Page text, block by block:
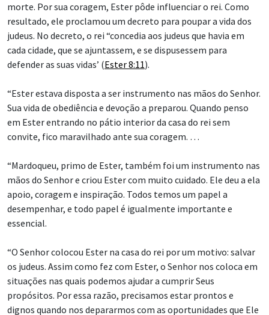
morte. Por sua coragem, Ester pôde influenciar o rei. Como
resultado, ele proclamou um decreto para poupar a vida dos
judeus. No decreto, o rei “concedia aos judeus que havia em
cada cidade, que se ajuntassem, e se dispusessem para
defender as suas vidas’ (Ester 8:11).
“Ester estava disposta a ser instrumento nas mãos do Senhor.
Sua vida de obediência e devoção a preparou. Quando penso
em Ester entrando no pátio interior da casa do rei sem
convite, fico maravilhado ante sua coragem. …
“Mardoqueu, primo de Ester, também foi um instrumento nas
mãos do Senhor e criou Ester com muito cuidado. Ele deu a ela
apoio, coragem e inspiração. Todos temos um papel a
desempenhar, e todo papel é igualmente importante e
essencial.
“O Senhor colocou Ester na casa do rei por um motivo: salvar
os judeus. Assim como fez com Ester, o Senhor nos coloca em
situações nas quais podemos ajudar a cumprir Seus
propósitos. Por essa razão, precisamos estar prontos e
dignos quando nos depararmos com as oportunidades que Ele